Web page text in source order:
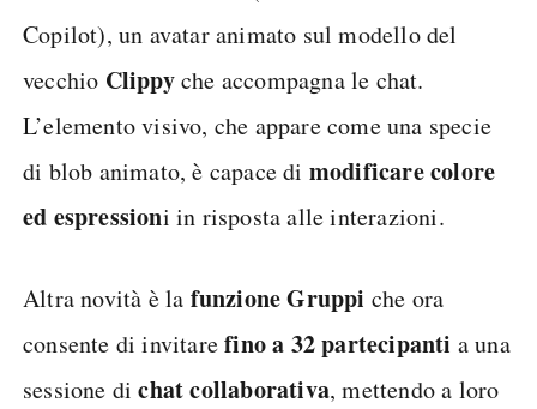
Copilot), un avatar animato sul modello del
vecchio Clippyche accompagna le chat.
L’elemento visivo, che appare come una specie
di blob animato, è capace di modificare colore
ed espressioni in risposta alle interazioni.
Altra novità è la funzione Gruppi che ora
consente di invitarefino a 32 partecipanti a una
sessione dichat collaborativa, mettendo a loro